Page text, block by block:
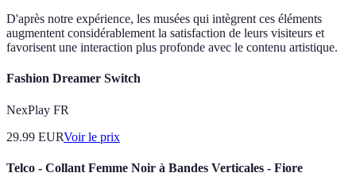
D'après notre expérience, les musées qui intègrent ces éléments
augmentent considérablement la satisfaction de leurs visiteurs et
favorisent une interaction plus profonde avec le contenu artistique.
Fashion Dreamer Switch
NexPlay FR
29.99 EURVoir le prix
Telco - Collant Femme Noir à Bandes Verticales - Fiore